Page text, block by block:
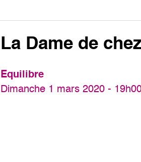
La Dame de
Equilibre
Dimanche 1 mars 2020 -